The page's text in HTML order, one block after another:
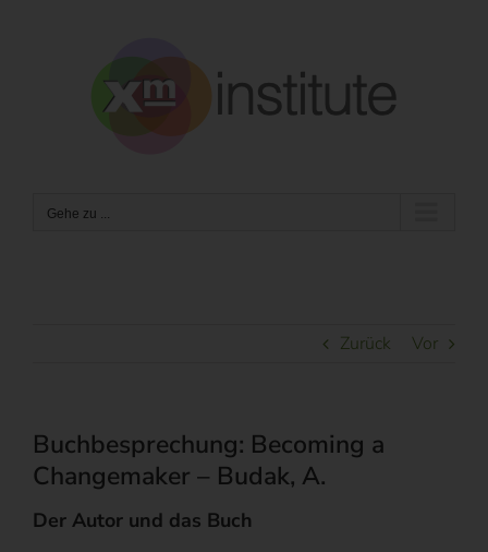
Gehe zu ...
Zurück Vor
Buchbesprechung: Becoming a
Changemaker – Budak, A.
Der Autor und das Buch